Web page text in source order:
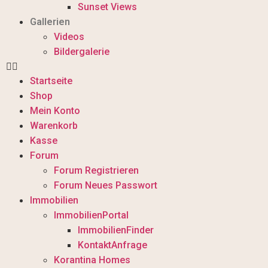
Sunset Views
Gallerien
Videos
Bildergalerie
Startseite
Shop
Mein Konto
Warenkorb
Kasse
Forum
Forum Registrieren
Forum Neues Passwort
Immobilien
ImmobilienPortal
ImmobilienFinder
KontaktAnfrage
Korantina Homes